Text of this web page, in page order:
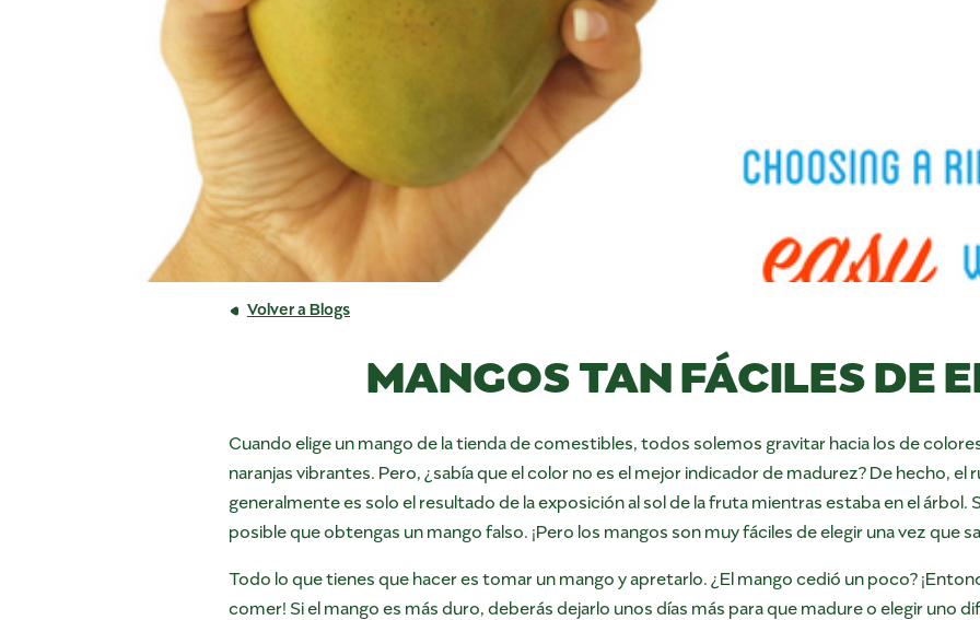
Volver a Blogs
MANGOS TAN FÁCILES DE
Cuando elige un mango de la tienda de comestibles, todos solemos gravitar hacia los de
naranjas vibrantes. Pero, ¿sabía que el color no es el mejor indicador de madurez? De hecho, el
generalmente es solo el resultado de la exposición al sol de la fruta mientras estaba en el árbol.
posible que obtengas un mango falso. ¡Pero los mangos son muy fáciles de elegir una vez que
Todo lo que tienes que hacer es tomar un mango y apretarlo. ¿El mango cedió un poco?
comer! Si el mango es más duro, deberás dejarlo unos días más para que madure o elegir uno